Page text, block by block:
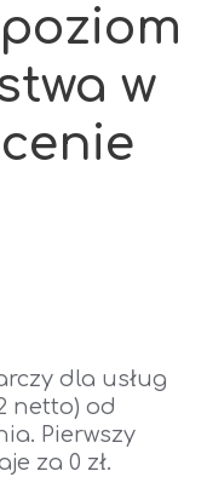
w
dla usług
netto) od
Pierwszy
za 0 zł.